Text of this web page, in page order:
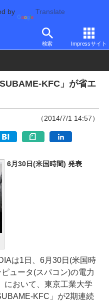
by Translate
検索 Impressサイト
KFC」が省エ
（2014/7/1 14:57）
6月30日(米国時間) 発表
は1日、6月30日(米国時
ュータ(スパコン)の電力
において、東京工業大学
KFC」が2期連続